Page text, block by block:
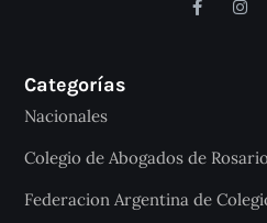
Categorías
Nacionales
Colegio de Abogados de Rosario
Federacion Argentina de